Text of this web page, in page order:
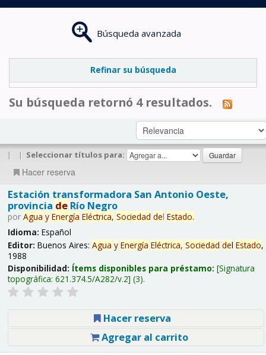
Búsqueda avanzada
Refinar su búsqueda
Su búsqueda retornó 4 resultados.
| | Seleccionar títulos para:
Hacer reserva
Estación transformadora San Antonio Oeste,
provincia deRío Negro
por Agua y Energía Eléctrica, Sociedad del Estado.
Idioma: Español
Editor: Buenos Aires: Agua y Energía Eléctrica, Sociedad del Estado,
1988
Disponibilidad: Ítems disponibles para préstamo: Signatura
topográfica: 621.374.5/A282/v.2 (3).
Hacer reserva
Agregar al carrito